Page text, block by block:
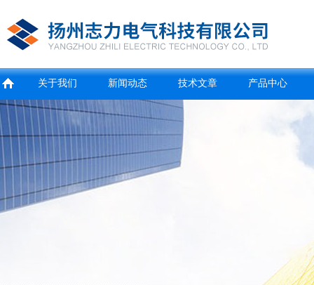
关于我们 新闻动态 技术文章 产品中心